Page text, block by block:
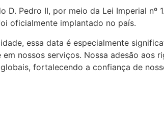
Pedro II, por meio da Lei Imperial nº
oficialmente implantado no país.
essa data é especialmente
nossos serviços. Nossa adesão aos
fortalecendo a confiança de